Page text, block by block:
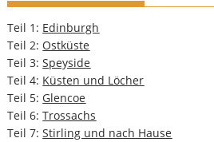
Teil 1: Edinburgh
Teil 2: Ostküste
Teil 3:Speyside
Teil 4: Küsten und Löcher
Teil 5: Glencoe
Teil 6:Trossachs
Teil 7:Stirling und nach Hause